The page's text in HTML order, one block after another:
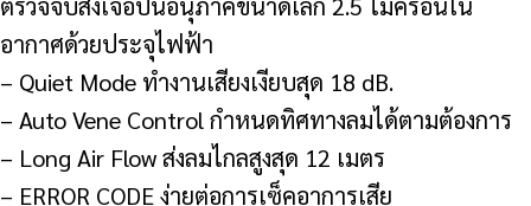
อากาศด้วยประจุไฟฟ้า
– Quiet Mode ทำงานเสียงเงียบสุด 18 dB.
– Auto Vene Control กำหนดทิศทางลมได้ตามต้องการ
– Long Air Flow ส่งลมไกลสูงสุด 12 เมตร
– ERROR CODE ง่ายต่อการเซ็คอาการเสีย